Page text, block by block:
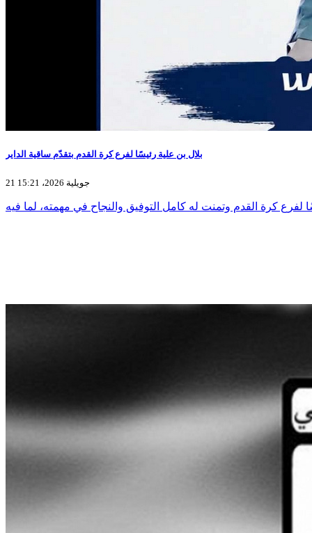
بلال بن علية رئيسًا لفرع كرة القدم بتقدّم ساقية الداير
21 جويلية 2026، 15:21